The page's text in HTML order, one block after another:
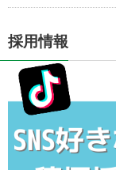
採用情報